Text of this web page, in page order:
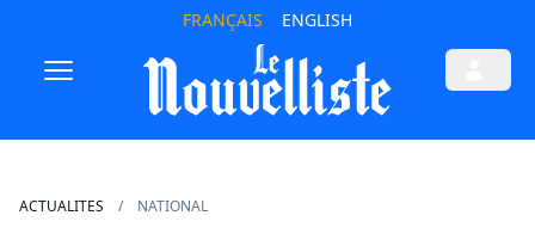
FRANÇAIS ENGLISH
ACTUALITES NATIONAL